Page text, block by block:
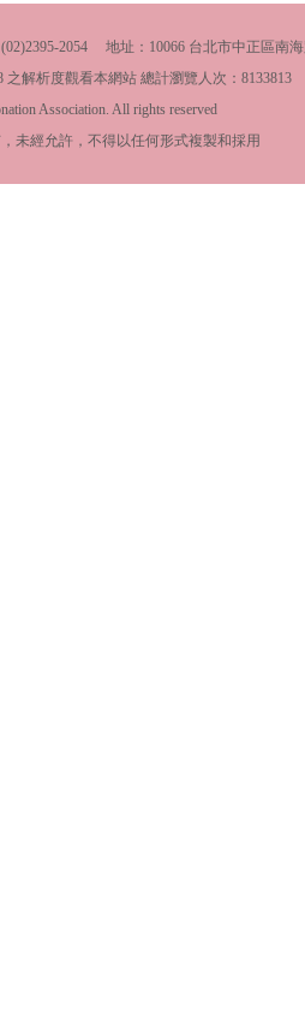
2054 地址：10066 台北市中正區南
之解析度觀看本網站 總計瀏覽人次： 8133813
Association. All rights reserved
未經允許，不得以任何形式複製和採用